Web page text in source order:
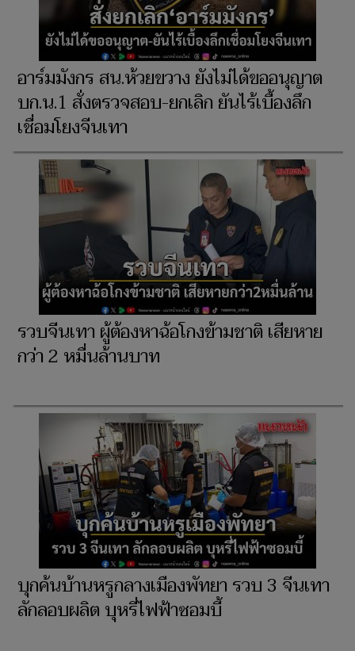
อาร์มมังกร สน.ห้วยขวาง ยังไม่ได้ขออนุญาต
บก.น.1 สั่งตรวจสอบ-ยกเลิก ยันไร้เบื้องลึก
เชื่อมโยงจีนเทา
รวบจีนเทา ผู้ต้องหาฉ้อโกงข้ามชาติ เสียหาย
กว่า 2 หมื่นล้านบาท
บุกค้นบ้านหรูกลางเมืองพัทยา รวบ 3 จีนเทา
ลักลอบผลิต บุหรี่ไฟฟ้าซอมบี้